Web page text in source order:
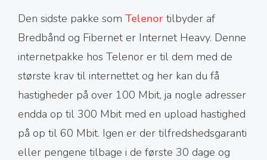
Den sidste pakke som Telenor tilbyder af
Bredbånd og Fibernet er Internet Heavy. Denne
internetpakke hos Telenor er til dem med de
største krav til internettet og her kan du få
hastigheder på over 100 Mbit, ja nogle adresser
endda op til 300 Mbit med en upload hastighed
på op til 60 Mbit. Igen er der tilfredshedsgaranti
eller pengene tilbage i de første 30 dage og